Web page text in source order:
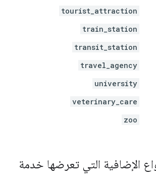
tourist_attraction
train_station
transit_station
travel_agency
university
veterinary_care
zoo
2: الأنواع الإضافية التي تعرضها خدمة